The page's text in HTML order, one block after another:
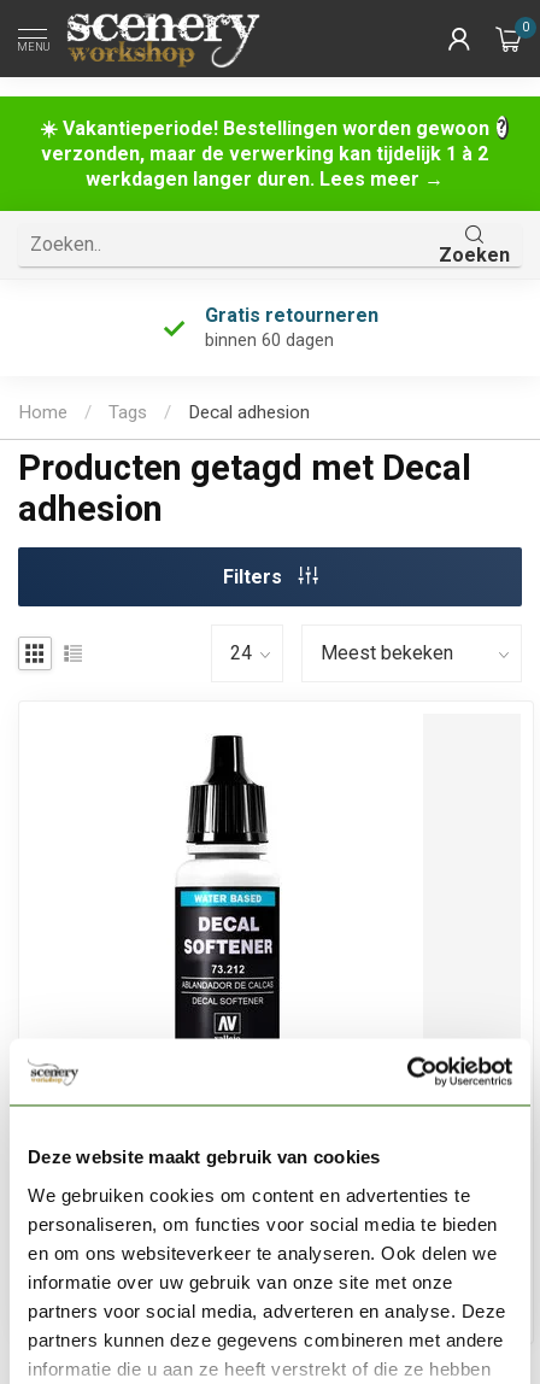
Deze website maakt gebruik van cookies
We gebruiken cookies om content en advertenties te
personaliseren, om functies voor social media te bieden
en om ons websiteverkeer te analyseren. Ook delen we
informatie over uw gebruik van onze site met onze
partners voor social media, adverteren en analyse. Deze
partners kunnen deze gegevens combineren met andere
informatie die u aan ze heeft verstrekt of die ze hebben
☀️ Vakantieperiode! Bestellingen worden gewoon
verzonden, maar de verwerking kan tijdelijk 1 à 2
werkdagen langer duren. Lees meer →
MENU
0
Zoeken
Gratis retourneren
binnen 60 dagen
Home / Tags / Decal adhesion
Producten getagd met Decal
adhesion
Filters
Decal Softener - 17ml - 73212
€3,06
Niet op voorraad